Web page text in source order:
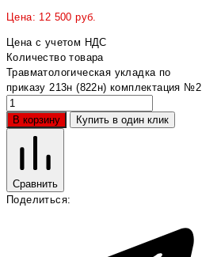
Цена: 12 500 руб.
Цена с учетом НДС
Количество товара
Травматологическая укладка по
приказу 213н (822н) комплектация №2
В корзину Купить в один клик
Сравнить
Поделиться: